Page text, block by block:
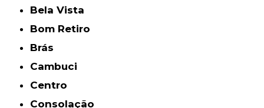
Bela Vista
Bom Retiro
Brás
Cambuci
Centro
Consolação